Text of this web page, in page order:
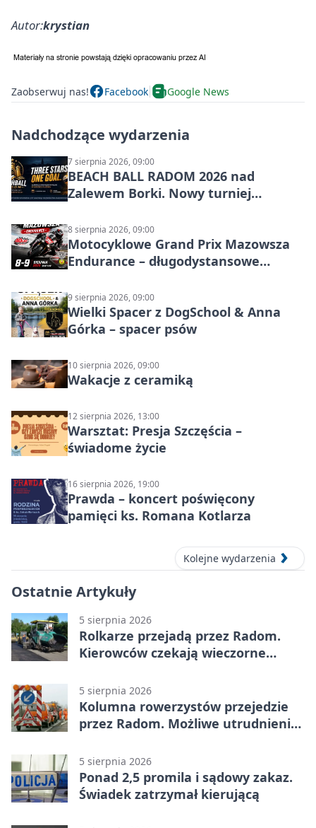
Autor:krystian
Zaobserwuj nas! Facebook Google News
Nadchodzące wydarzenia
7 sierpnia 2026, 09:00
BEACH BALL RADOM 2026 nad
Zalewem Borki. Nowy turniej
8 sierpnia 2026, 09:00
Motocyklowe Grand Prix Mazowsza
Endurance – długodystansowe
9 sierpnia 2026, 09:00
Wielki Spacer z DogSchool & Anna
Górka – spacer psów
10 sierpnia 2026, 09:00
Wakacje z ceramiką
12 sierpnia 2026, 13:00
Warsztat: Presja Szczęścia –
świadome życie
16 sierpnia 2026, 19:00
Prawda – koncert poświęcony
pamięci ks. Romana Kotlarza
Kolejne wydarzenia
Ostatnie Artykuły
5 sierpnia 2026
Rolkarze przejadą przez Radom.
Kierowców czekają wieczorne
5 sierpnia 2026
Kolumna rowerzystów przejedzie
przez Radom. Możliwe utrudnienia
5 sierpnia 2026
Ponad 2,5 promila i sądowy zakaz.
Świadek zatrzymał kierującą